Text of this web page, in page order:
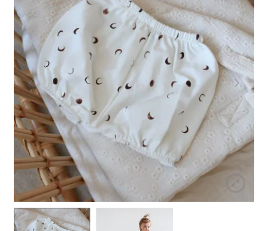
Dekoracje i zabawa
Rozwiń
menu
Ubranka
Rozwiń
menu
Kolekcje
Rozwiń
menu
Na prezent
Rozwiń
menu
Personalizuj